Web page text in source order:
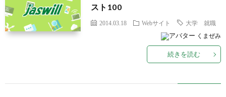
スト100
2014.03.18 Webサイト 大学 就職
くまぜみ
続きを読む